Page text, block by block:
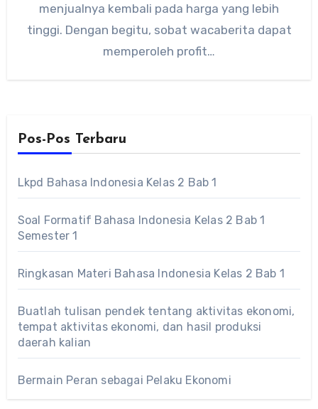
menjualnya kembali pada harga yang lebih
tinggi. Dengan begitu, sobat wacaberita dapat
memperoleh profit…
Pos-Pos Terbaru
Lkpd Bahasa Indonesia Kelas 2 Bab 1
Soal Formatif Bahasa Indonesia Kelas 2 Bab 1
Semester 1
Ringkasan Materi Bahasa Indonesia Kelas 2 Bab 1
Buatlah tulisan pendek tentang aktivitas ekonomi,
tempat aktivitas ekonomi, dan hasil produksi
daerah kalian
Bermain Peran sebagai Pelaku Ekonomi